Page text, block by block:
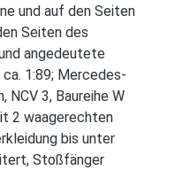
und auf den Seiten
Seiten des
angedeutete
1:89; Mercedes-
NCV 3, Baureihe W
2 waagerechten
bis unter
Stoßfänger